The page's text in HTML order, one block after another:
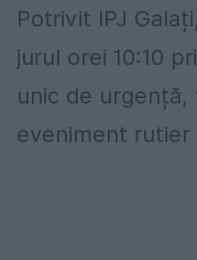
Potrivit IPJ
jurul orei 10:10
unic de urgență,
eveniment rutier